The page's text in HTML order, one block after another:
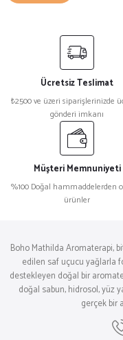
Ücretsiz Teslimat
₺2500 ve üzeri siparişlerinizde
gönderi imkanı
Müşteri Memnuniyeti
%100 Doğal hammaddelerden
ürünler
Boho Mathilda Aromaterapi,
edilen saf uçucu yağlarla
destekleyen doğal bir
doğal sabun, hidrosol, yüz
gerçek bir